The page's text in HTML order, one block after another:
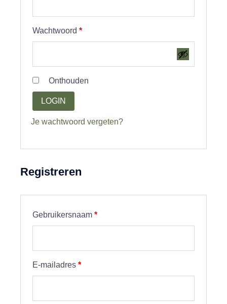
Wachtwoord *Vereist
Onthouden
LOGIN
Je wachtwoord vergeten?
Registreren
Gebruikersnaam *Vereist
E-mailadres *Vereist